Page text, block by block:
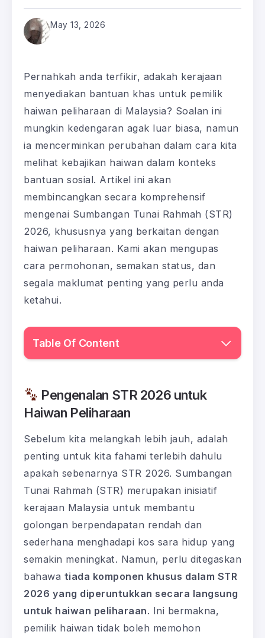
May 13, 2026
Pernahkah anda terfikir, adakah kerajaan
menyediakan bantuan khas untuk pemilik
haiwan peliharaan di Malaysia? Soalan ini
mungkin kedengaran agak luar biasa, namun
ia mencerminkan perubahan dalam cara kita
melihat kebajikan haiwan dalam konteks
bantuan sosial. Artikel ini akan
membincangkan secara komprehensif
mengenai Sumbangan Tunai Rahmah (STR)
2026, khususnya yang berkaitan dengan
haiwan peliharaan. Kami akan mengupas
cara permohonan, semakan status, dan
segala maklumat penting yang perlu anda
ketahui.
Table Of Content
Pengenalan STR 2026 untuk
Haiwan Peliharaan
Sebelum kita melangkah lebih jauh, adalah
penting untuk kita fahami terlebih dahulu
apakah sebenarnya STR 2026. Sumbangan
Tunai Rahmah (STR) merupakan inisiatif
kerajaan Malaysia untuk membantu
golongan berpendapatan rendah dan
sederhana menghadapi kos sara hidup yang
semakin meningkat. Namun, perlu ditegaskan
bahawa tiada komponen khusus dalam STR
2026 yang diperuntukkan secara langsung
untuk haiwan peliharaan. Ini bermakna,
pemilik haiwan tidak boleh memohon